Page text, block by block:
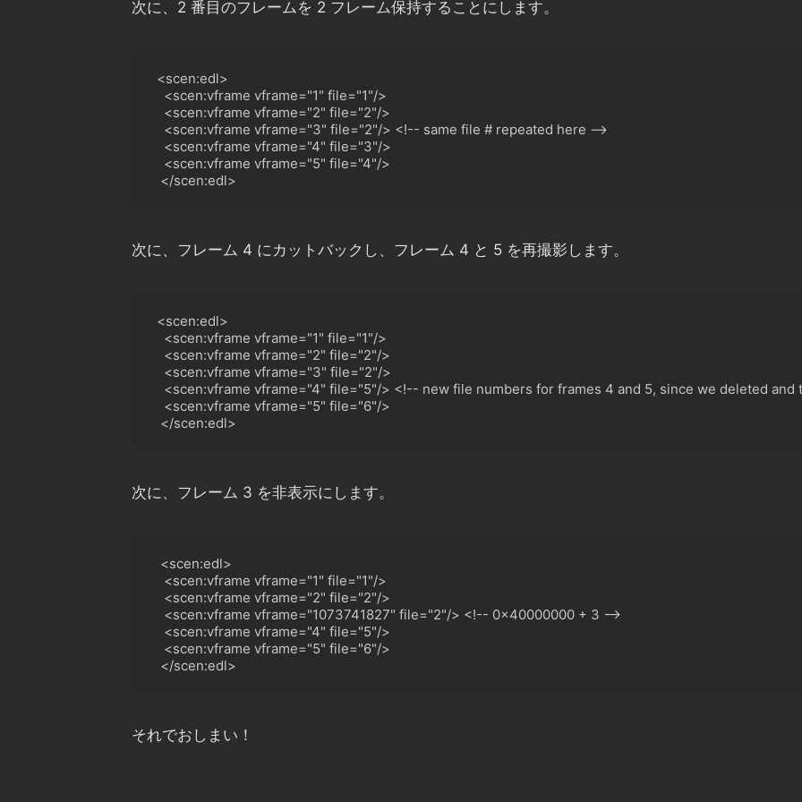
次に、2 番目のフレームを 2 フレーム保持することにします。
<scen:edl>
<scen:vframe vframe="1" file="1"/>
<scen:vframe vframe="2" file="2"/>
<scen:vframe vframe="3" file="2"/> <!-- same file # repeated here -->
<scen:vframe vframe="4" file="3"/>
<scen:vframe vframe="5" file="4"/>
</scen:edl>
次に、フレーム 4 にカットバックし、フレーム 4 と 5 を再撮影します。
<scen:edl>
<scen:vframe vframe="1" file="1"/>
<scen:vframe vframe="2" file="2"/>
<scen:vframe vframe="3" file="2"/>
<scen:vframe vframe="4" file="5"/> <!-- new file numbers for frames 4 and 5, since we deleted and
<scen:vframe vframe="5" file="6"/>
</scen:edl>
次に、フレーム 3 を非表示にします。
<scen:edl>
<scen:vframe vframe="1" file="1"/>
<scen:vframe vframe="2" file="2"/>
<scen:vframe vframe="1073741827" file="2"/> <!-- 0x40000000 + 3 -->
<scen:vframe vframe="4" file="5"/>
<scen:vframe vframe="5" file="6"/>
</scen:edl>
それでおしまい！